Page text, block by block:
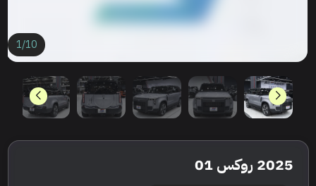
1/10
2025 روكس 01